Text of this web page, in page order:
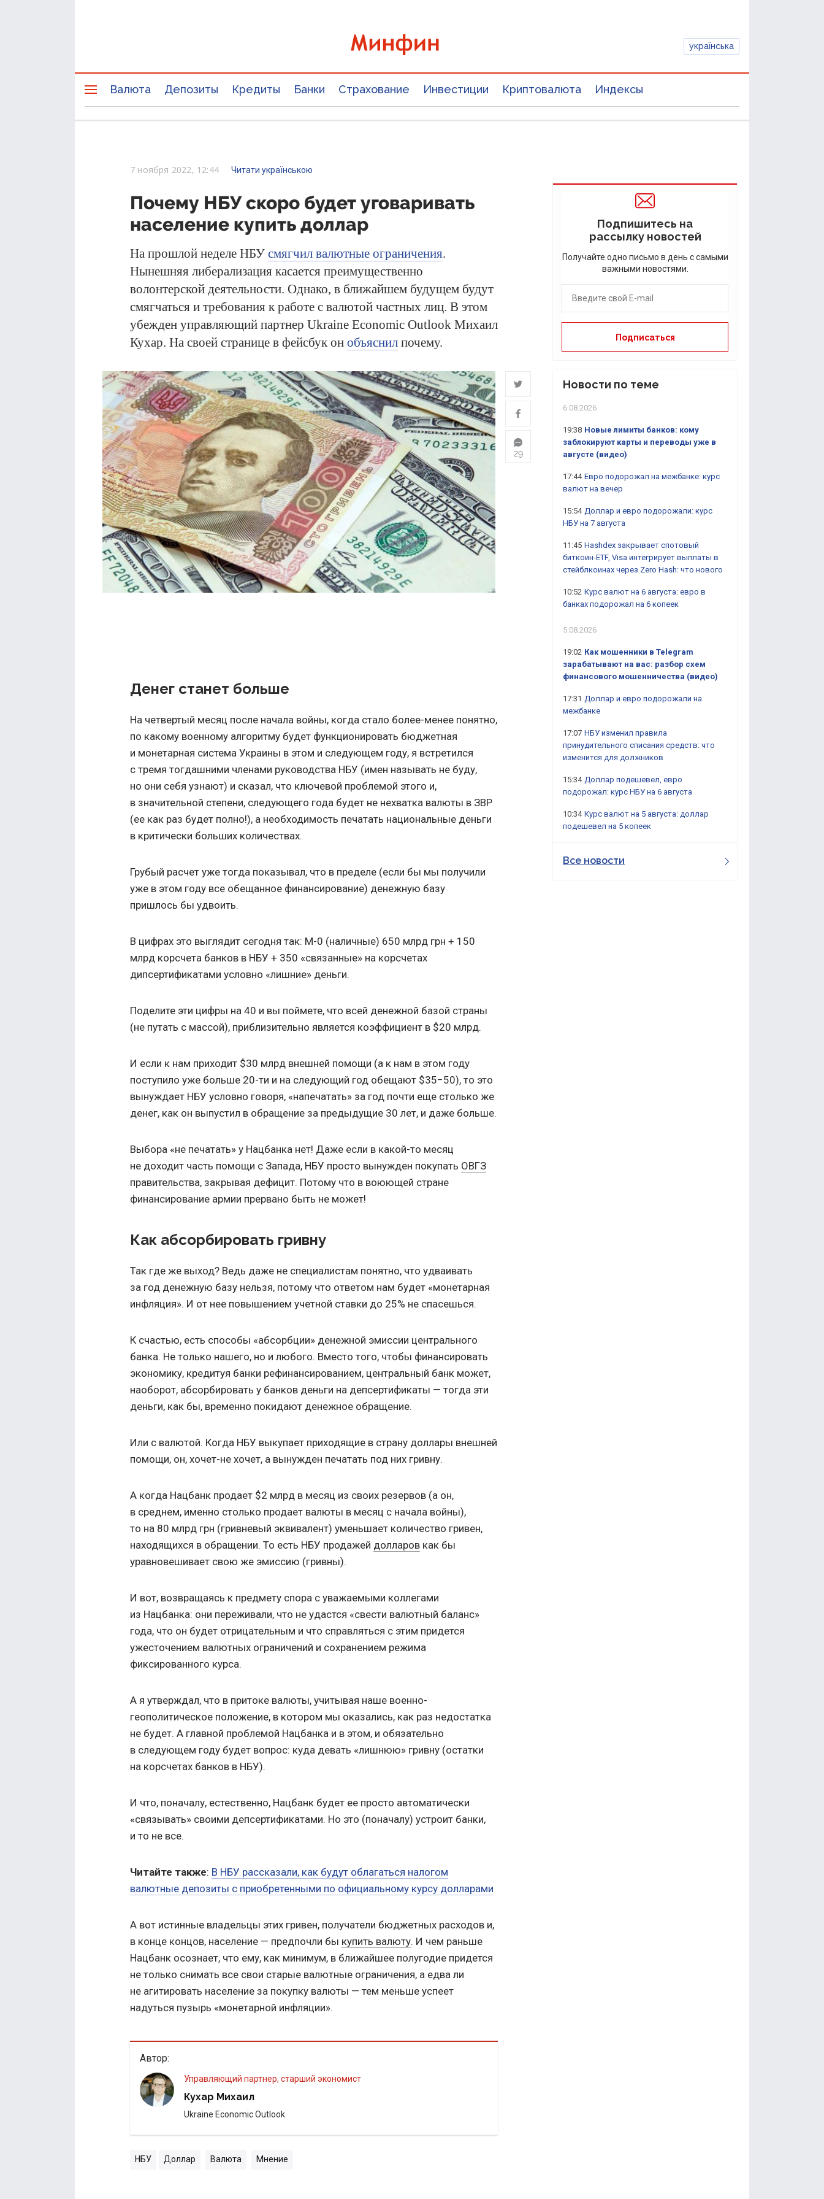
українська
Валюта Депозиты Кредиты Банки Страхование Инвестиции Криптовалюта Индексы
7 ноября 2022, 12:44 Читати українською
Почему НБУ скоро будет уговаривать
население купить доллар
На прошлой неделе НБУ смягчил валютные ограничения.
Нынешняя либерализация касается преимущественно
волонтерской деятельности. Однако, в ближайшем будущем будут
смягчаться и требования к работе с валютой частных лиц. В этом
убежден управляющий партнер Ukraine Economic Outlook Михаил
Кухар. На своей странице в фейсбук он объяснил почему.
29
Денег станет больше
На четвертый месяц после начала войны, когда стало более-менее понятно,
по какому военному алгоритму будет функционировать бюджетная
и монетарная система Украины в этом и следующем году, я встретился
с тремя тогдашними членами руководства НБУ (имен называть не буду,
но они себя узнают) и сказал, что ключевой проблемой этого и,
в значительной степени, следующего года будет не нехватка валюты в ЗВР
(ее как раз будет полно!), а необходимость печатать национальные деньги
в критически больших количествах.
Грубый расчет уже тогда показывал, что в пределе (если бы мы получили
уже в этом году все обещанное финансирование) денежную базу
пришлось бы удвоить.
В цифрах это выглядит сегодня так: М-0 (наличные) 650 млрд грн + 150
млрд корсчета банков в НБУ + 350 «связанные» на корсчетах
дипсертификатами условно «лишние» деньги.
Поделите эти цифры на 40 и вы поймете, что всей денежной базой страны
(не путать с массой), приблизительно является коэффициент в $20 млрд.
И если к нам приходит $30 млрд внешней помощи (а к нам в этом году
поступило уже больше 20-ти и на следующий год обещают $35−50), то это
вынуждает НБУ условно говоря, «напечатать» за год почти еще столько же
денег, как он выпустил в обращение за предыдущие 30 лет, и даже больше.
Выбора «не печатать» у Нацбанка нет! Даже если в какой-то месяц
не доходит часть помощи с Запада, НБУ просто вынужден покупать ОВГЗ
правительства, закрывая дефицит. Потому что в воюющей стране
финансирование армии прервано быть не может!
Как абсорбировать гривну
Так где же выход? Ведь даже не специалистам понятно, что удваивать
за год денежную базу нельзя, потому что ответом нам будет «монетарная
инфляция». И от нее повышением учетной ставки до 25% не спасешься.
К счастью, есть способы «абсорбции» денежной эмиссии центрального
банка. Не только нашего, но и любого. Вместо того, чтобы финансировать
экономику, кредитуя банки рефинансированием, центральный банк может,
наоборот, абсорбировать у банков деньги на депсертификаты — тогда эти
деньги, как бы, временно покидают денежное обращение.
Или с валютой. Когда НБУ выкупает приходящие в страну доллары внешней
помощи, он, хочет-не хочет, а вынужден печатать под них гривну.
А когда Нацбанк продает $2 млрд в месяц из своих резервов (а он,
в среднем, именно столько продает валюты в месяц с начала войны),
то на 80 млрд грн (гривневый эквивалент) уменьшает количество гривен,
находящихся в обращении. То есть НБУ продажей долларов как бы
уравновешивает свою же эмиссию (гривны).
И вот, возвращаясь к предмету спора с уважаемыми коллегами
из Нацбанка: они переживали, что не удастся «свести валютный баланс»
года, что он будет отрицательным и что справляться с этим придется
ужесточением валютных ограничений и сохранением режима
фиксированного курса.
А я утверждал, что в притоке валюты, учитывая наше военно-
геополитическое положение, в котором мы оказались, как раз недостатка
не будет. А главной проблемой Нацбанка и в этом, и обязательно
в следующем году будет вопрос: куда девать «лишнюю» гривну (остатки
на корсчетах банков в НБУ).
И что, поначалу, естественно, Нацбанк будет ее просто автоматически
«связывать» своими депсертификатами. Но это (поначалу) устроит банки,
и то не все.
Читайте также: В НБУ рассказали, как будут облагаться налогом
валютные депозиты с приобретенными по официальному курсу долларами
А вот истинные владельцы этих гривен, получатели бюджетных расходов и,
в конце концов, население — предпочли бы купить валюту. И чем раньше
Нацбанк осознает, что ему, как минимум, в ближайшее полугодие придется
не только снимать все свои старые валютные ограничения, а едва ли
не агитировать население за покупку валюты — тем меньше успеет
надуться пузырь «монетарной инфляции».
Автор:
управляющий партнер, старший экономист
Кухар Михаил
Ukraine Economic Outlook
НБУ Доллар Валюта Мнение
Подпишитесь на
рассылку новостей
Получайте одно письмо в день с самыми
важными новостями.
Новости по теме
6.08.2026
19:38 Новые лимиты банков: кому
заблокируют карты и переводы уже в
августе (видео)
17:44 Евро подорожал на межбанке: курс
валют на вечер
15:54 Доллар и евро подорожали: курс
НБУ на 7 августа
11:45 Hashdex закрывает спотовый
биткоин-ETF, Visa интегрирует выплаты в
стейблкоинах через Zero Hash: что нового
10:52 Курс валют на 6 августа: евро в
банках подорожал на 6 копеек
5.08.2026
19:02 Как мошенники в Telegram
зарабатывают на вас: разбор схем
финансового мошенничества (видео)
17:31 Доллар и евро подорожали на
межбанке
17:07 НБУ изменил правила
принудительного списания средств: что
изменится для должников
15:34 Доллар подешевел, евро
подорожал: курс НБУ на 6 августа
10:34 Курс валют на 5 августа: доллар
подешевел на 5 копеек
Все новости